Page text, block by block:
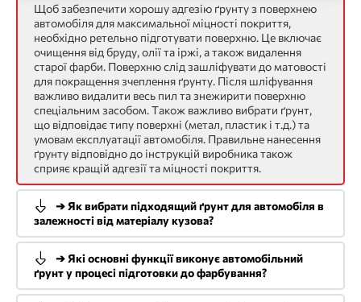
Щоб забезпечити хорошу адгезію ґрунту з поверхнею
автомобіля для максимальної міцності покриття,
необхідно ретельно підготувати поверхню. Це включає
очищення від бруду, олії та іржі, а також видалення
старої фарби. Поверхню слід зашліфувати до матовості
для покращення зчеплення ґрунту. Після шліфування
важливо видалити весь пил та знежирити поверхню
спеціальним засобом. Також важливо вибрати ґрунт,
що відповідає типу поверхні (метал, пластик і т.д.) та
умовам експлуатації автомобіля. Правильне нанесення
ґрунту відповідно до інструкцій виробника також
сприяє кращій адгезії та міцності покриття.
➔ Як вибрати підходящий ґрунт для автомобіля в
залежності від матеріалу кузова?
➔ Які основні функції виконує автомобільний
ґрунт у процесі підготовки до фарбування?